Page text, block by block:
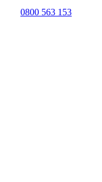
0800 563 153